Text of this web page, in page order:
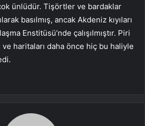
ünlüdür. Tişörtler ve bardaklar
basılmış, ancak Akdeniz kıyıları
Enstitüsü’nde çalışılmıştır. Piri
ve haritaları daha önce hiç bu haliyle